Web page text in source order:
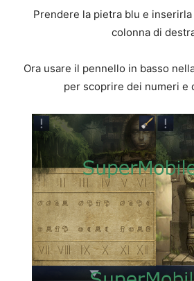
Prendere la pietra blu e
colonna di
Ora usare il pennello in basso
per scoprire dei numeri e